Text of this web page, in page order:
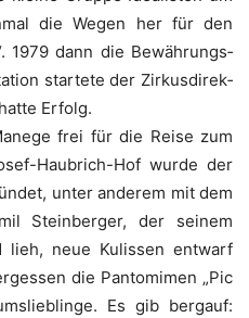
die Wegen her für den
1979 dann die Bewäh­rungs­
star­te­te der Zir­kus­di­rek­
Erfolg.
frei für die Rei­se zum
Hau­brich-Hof wur­de der
unter ande­rem mit dem
Stein­ber­ger, der sei­nem
lieh, neue Kulis­sen ent­warf
die Pan­to­mi­men „Pic
Es gib berg­auf: